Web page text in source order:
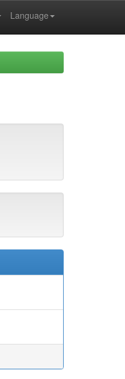
Language